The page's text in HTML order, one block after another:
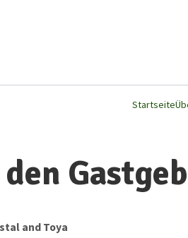
Startseite
and Toya